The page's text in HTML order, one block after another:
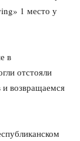
1 место у
в
отстояли
и возвращаемся